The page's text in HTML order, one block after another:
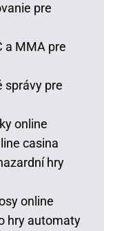
pre
a MMA pre
správy pre
online
casina
hry
online
hry automaty